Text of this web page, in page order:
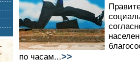
по часам...>>